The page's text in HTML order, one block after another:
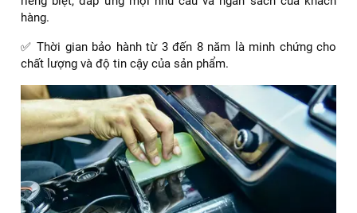
hàng.
✅ Thời gian bảo hành từ 3 đến 8 năm là minh chứng cho
chất lượng và độ tin cậy của sản phẩm.